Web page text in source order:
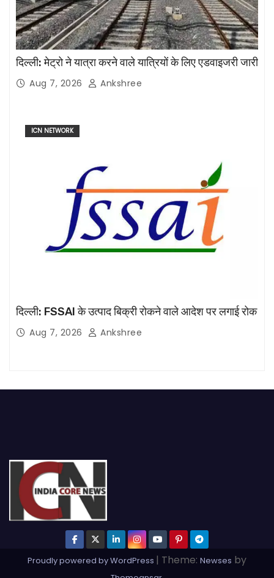
दिल्ली: मेट्रो ने यात्रा करने वाले यात्रियों के लिए एडवाइजरी जारी
Aug 7, 2026 Ankshree
ICN NETWORK
दिल्ली: FSSAI के उत्पाद बिक्री रोकने वाले आदेश पर लगाई रोक
Aug 7, 2026 Ankshree
Proudly powered by WordPress | Theme: Newses by